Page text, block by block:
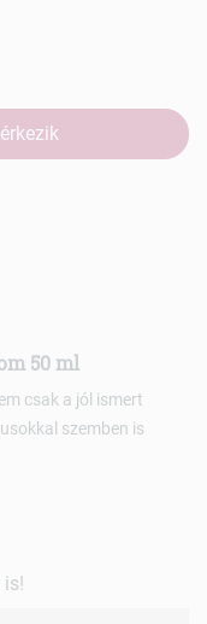
50 ml
csak a jól ismert
szemben is
is!